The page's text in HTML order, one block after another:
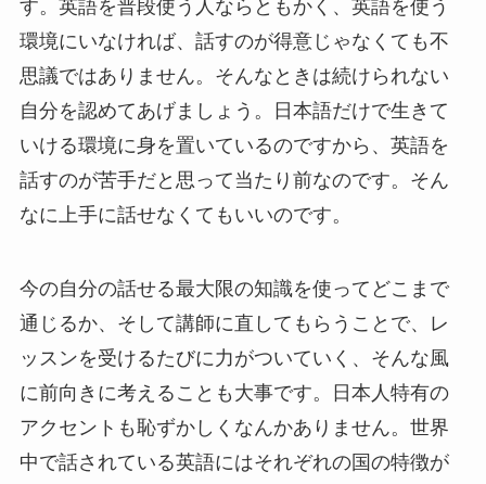
す。英語を普段使う人ならともかく、英語を使う
環境にいなければ、話すのが得意じゃなくても不
思議ではありません。そんなときは続けられない
自分を認めてあげましょう。日本語だけで生きて
いける環境に身を置いているのですから、英語を
話すのが苦手だと思って当たり前なのです。そん
なに上手に話せなくてもいいのです。
今の自分の話せる最大限の知識を使ってどこまで
通じるか、そして講師に直してもらうことで、レ
ッスンを受けるたびに力がついていく、そんな風
に前向きに考えることも大事です。日本人特有の
アクセントも恥ずかしくなんかありません。世界
中で話されている英語にはそれぞれの国の特徴が